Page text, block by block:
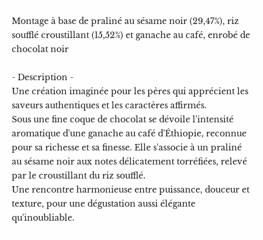
Montage à base de praliné au sésame noir (29,47%), riz
soufflé croustillant (15,52%) et ganache au café, enrobé de
chocolat noir
- Description -
Une création imaginée pour les pères qui apprécient les
saveurs authentiques et les caractères affirmés.
Sous une fine coque de chocolat se dévoile l'intensité
aromatique d'une ganache au café d'Éthiopie, reconnue
pour sa richesse et sa finesse. Elle s'associe à un praliné
au sésame noir aux notes délicatement torréfiées, relevé
par le croustillant du riz soufflé.
Une rencontre harmonieuse entre puissance, douceur et
texture, pour une dégustation aussi élégante
qu'inoubliable.